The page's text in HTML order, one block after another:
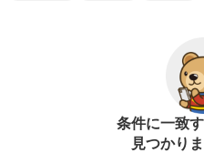
条件に一致
見つかり